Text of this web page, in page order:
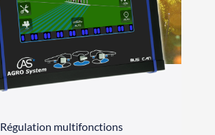
Régulation multifonctions